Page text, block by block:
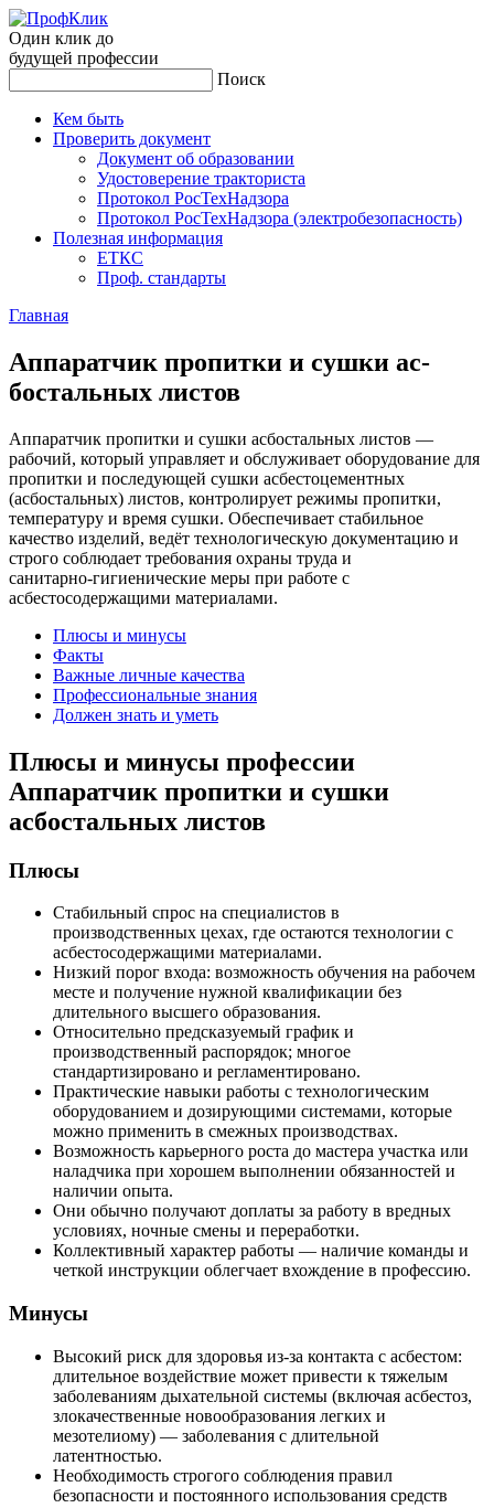
Один клик до
будущей профессии
Поиск
Кем быть
Проверить документ
Документ об образовании
Удостоверение тракториста
Протокол РосТехНадзора
Протокол РосТехНадзора (электробезопасность)
Полезная информация
ЕТКС
Проф. стандарты
Главная
Ап­па­рат­чик про­пит­ки и суш­ки ас­
босталь­ных лис­тов
Аппаратчик пропитки и сушки асбостальных листов —
рабочий, который управляет и обслуживает оборудование для
пропитки и последующей сушки асбестоцементных
(асбостальных) листов, контролирует режимы пропитки,
температуру и время сушки. Обеспечивает стабильное
качество изделий, ведёт технологическую документацию и
строго соблюдает требования охраны труда и
санитарно‑гигиенические меры при работе с
асбестосодержащими материалами.
Плюсы и минусы
Факты
Важные личные качества
Профессиональные знания
Должен знать и уметь
Плюсы и минусы профессии
Аппаратчик пропитки и сушки
асбостальных листов
Плюсы
Стабильный спрос на специалистов в
производственных цехах, где остаются технологии с
асбестосодержащими материалами.
Низкий порог входа: возможность обучения на рабочем
месте и получение нужной квалификации без
длительного высшего образования.
Относительно предсказуемый график и
производственный распорядок; многое
стандартизировано и регламентировано.
Практические навыки работы с технологическим
оборудованием и дозирующими системами, которые
можно применить в смежных производствах.
Возможность карьерного роста до мастера участка или
наладчика при хорошем выполнении обязанностей и
наличии опыта.
Они обычно получают доплаты за работу в вредных
условиях, ночные смены и переработки.
Коллективный характер работы — наличие команды и
четкой инструкции облегчает вхождение в профессию.
Минусы
Высокий риск для здоровья из‑за контакта с асбестом:
длительное воздействие может привести к тяжелым
заболеваниям дыхательной системы (включая асбестоз,
злокачественные новообразования легких и
мезотелиому) — заболевания с длительной
латентностью.
Необходимость строгого соблюдения правил
безопасности и постоянного использования средств